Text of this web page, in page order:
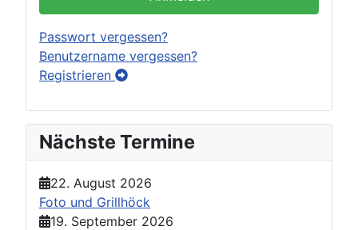
Passwort vergessen?
Benutzername vergessen?
Registrieren
Nächste Termine
22. August 2026
Foto und Grillhöck
19. September 2026